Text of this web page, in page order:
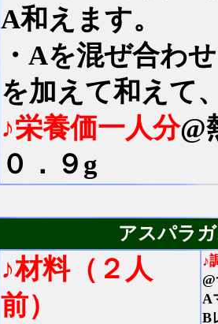
A和えます。
・Aを混ぜ合わ
を加えて和えて
♪栄養価一人分@
０．９g
アスパラ
♪材料（２人
前）
♪
A
B